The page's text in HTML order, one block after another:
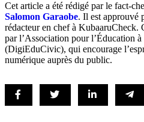
Cet article a été rédigé par le fact-
Salomon Garaobe. Il est approuvé
rédacteur en chef à KubaaruCheck.
par l’Association pour l’Éducation
(DigiEduCivic), qui encourage
numérique auprès du public.